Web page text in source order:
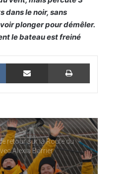
dans le noir, sans
plonger pour démêler.
le bateau est freiné
VKontakte Partager par email Imprimer
CIC – ELLES
CA… CE N’EST PAS RIEN !
retour sur la Route du
Alexia Barrier